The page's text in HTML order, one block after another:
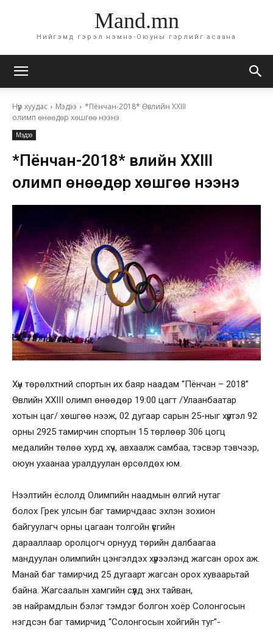
Mand.mn
Нийгэмд гэрэл нэмнэ-Оюуны гэрлийг асаана
Нүүр хуудас Мэдээ
*Пёнчан-2018* Өвлийн XXIII
олимп өнөөдөр хөшгөө нээнэ
Мэдээ
*Пёнчан-2018* Өвлийн XXIII
олимп өнөөдөр хөшгөө нээнэ
Хүн төрөлхтний спортын их баяр наадам “Пёнчан – 2018”
Өвлийн XXIII олимп өнөөдөр 19:00 цагт /Улаанбаатар
хотын цаг/ хөшгөө нээж, 02 дугаар сарын 25-ныг хүртэл 92
орны 2925 тамирчин спортын 15 төрлөөр 306 цогц
медалийн төлөө хурд хүч, авхаалж самбаа, тэсвэр тэвчээр,
оюун ухаанаа уралдуулан өрсөлдөх юм.
Нээлтийн ёслолд Олимпийн наадмын өлгий нутаг
болох Грек улсын баг тамирчдаас эхлэн зохион
байгуулагч орны цагаан толгойн үсгийн
дарааллаар оролцогч орнууд төрийн далбаагаа
мандуулан олимпийн цэнгэлдэх хүрээлэнд жагсан орох аж.
Манай баг тамирчид 25 дугаарт жагсан орох хуваарьтай
байна. Жагсаалын хамгийн сүүлд энх тайван,
эв найрамдлын бэлэг тэмдэг болгон хоёр Солонгосын
нэгдсэн баг тамирчид “Солонгосын хойгийн туг”-